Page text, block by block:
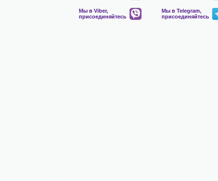
Мы в Viber,
присоединяйтесь
Мы в Telegram,
присоединяйтесь